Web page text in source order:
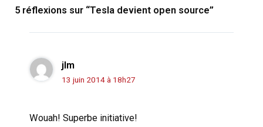
5 réflexions sur “Tesla devient open source”
jlm
13 juin 2014 à 18h27
Wouah! Superbe initiative!